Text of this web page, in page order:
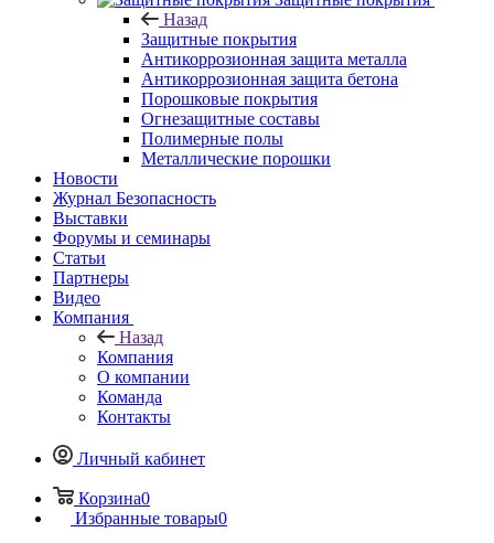
Назад
Защитные покрытия
Антикоррозионная защита металла
Антикоррозионная защита бетона
Порошковые покрытия
Огнезащитные составы
Полимерные полы
Металлические порошки
Новости
Журнал Безопасность
Выставки
Форумы и семинары
Статьи
Партнеры
Видео
Компания
Назад
Компания
О компании
Команда
Контакты
Личный кабинет
Корзина0
Избранные товары0